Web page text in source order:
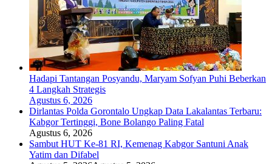
Hadapi Tantangan Posyandu, Maryam Sofyan Puhi Beberkan
4 Langkah Strategis
Agustus 6, 2026
Dirlantas Polda Gorontalo Ungkap Data Lakalantas Terbaru:
Kabgor Tertinggi, Bone Bolango Paling Fatal
Agustus 6, 2026
Sambut HUT Ke-81 RI, Kemenag Kabgor Santuni Anak
Yatim dan Difabel